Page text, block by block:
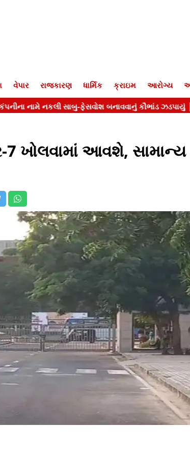
વેપાર રાજકારણ ધાર્મિક ક્રાઇમ આરોગ્ય
7 ખોલવામાં આવશે,